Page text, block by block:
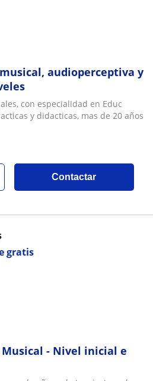
audioperceptiva y
con especialidad en Educ
y didacticas, mas de 20 años
Contactar
gratis
Musical - Nivel inicial e